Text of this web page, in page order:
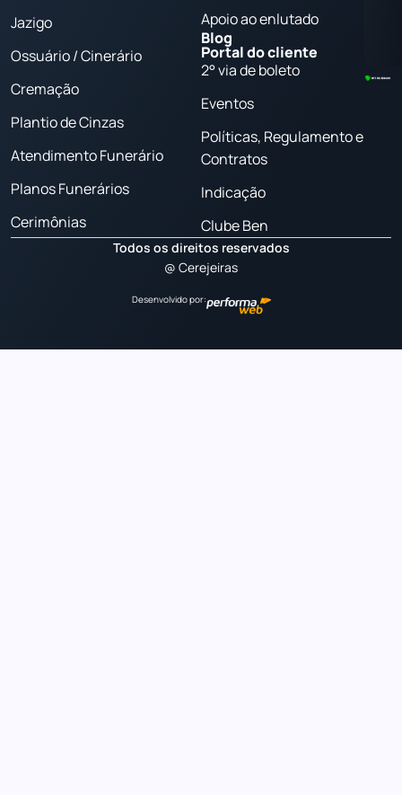
Jazigo
Ossuário / Cinerário
Cremação
Plantio de Cinzas
Atendimento Funerário
Planos Funerários
Cerimônias
Apoio ao enlutado
Blog
Portal do cliente
2° via de boleto
Eventos
Políticas, Regulamento e
Contratos
Indicação
Clube Ben
Todos os direitos reservados
@ Cerejeiras
Desenvolvido por: